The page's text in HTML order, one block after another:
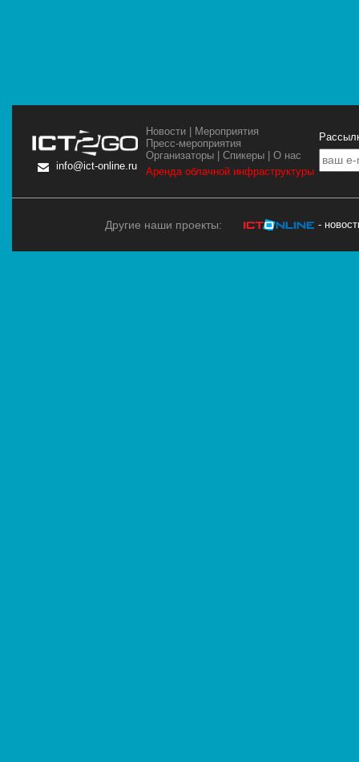
info@ict-online.ru
Новости | Мероприятия
Пресс-мероприятия
Организаторы |Спикеры |О нас
Аренда облачной инфраструктуры
Другие наши проекты: -